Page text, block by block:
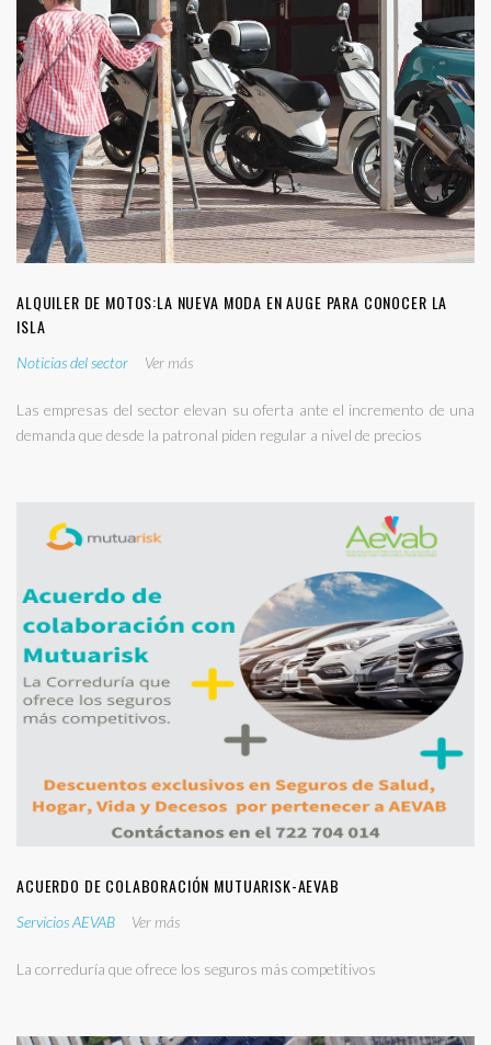
ALQUILER DE MOTOS:LA NUEVA MODA EN AUGE PARA CONOCER LA
ISLA
Noticias del sector Ver más
Las empresas del sector elevan su oferta ante el incremento de una
demanda que desde la patronal piden regular a nivel de precios
ACUERDO DE COLABORACIÓN MUTUARISK-AEVAB
Servicios AEVAB Ver más
La correduría que ofrece los seguros más competitivos